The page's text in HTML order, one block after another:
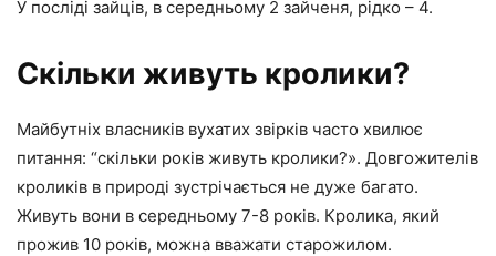
У посліді зайців, в середньому 2 зайченя, рідко – 4.
Скільки живуть кролики?
Майбутніх власників вухатих звірків часто хвилює
питання: “скільки років живуть кролики?». Довгожителів
кроликів в природі зустрічається не дуже багато.
Живуть вони в середньому 7-8 років. Кролика, який
прожив 10 років, можна вважати старожилом.